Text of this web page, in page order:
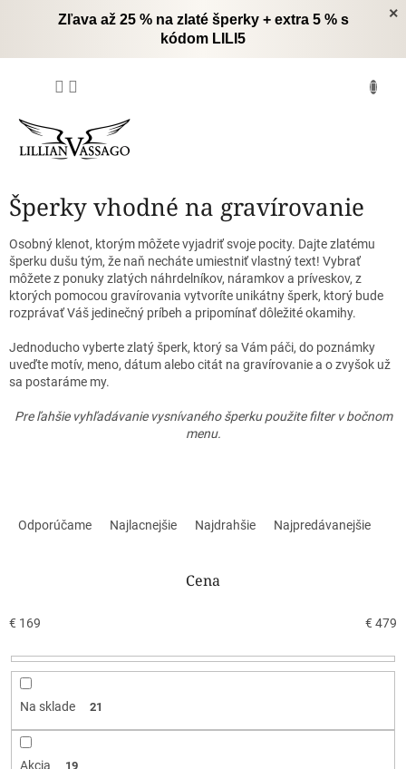
×
Zľava až 25 % na zlaté šperky + extra 5 % s
kódom LILI5
Šperky vhodné na gravírovanie
Osobný klenot, ktorým môžete vyjadriť svoje pocity. Dajte zlatému
šperku dušu tým, že naň necháte umiestniť vlastný text! Vybrať
môžete z ponuky zlatých náhrdelníkov, náramkov a príveskov, z
ktorých pomocou gravírovania vytvoríte unikátny šperk, ktorý bude
rozprávať Váš jedinečný príbeh a pripomínať dôležité okamihy.
Jednoducho vyberte zlatý šperk, ktorý sa Vám páči, do poznámky
uveďte motív, meno, dátum alebo citát na gravírovanie a o zvyšok už
sa postaráme my.
Pre ľahšie vyhľadávanie vysnívaného šperku použite filter v bočnom
menu.
e
r
Odporúčame Najlacnejšie Najdrahšie Najpredávanejšie
Cena
€ 169 € 479
Na sklade 21
Akcia 19